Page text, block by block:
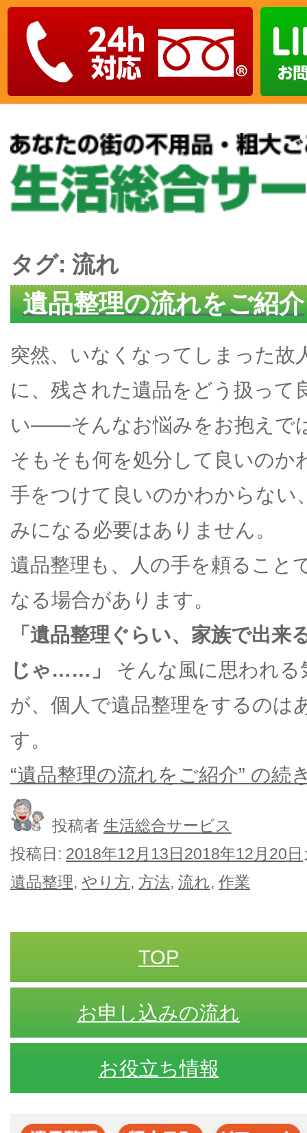
タグ: 流れ
遺品整理の流れをご紹介
突然、いなくなってしまった故
に、残された遺品をどう扱って
い――そんなお悩みをお抱えで
そもそも何を処分して良いのか
手をつけて良いのかわからない
みになる必要はありません。
遺品整理も、人の手を頼ること
なる場合があります。
「遺品整理ぐらい、家族で出来
じゃ……」
そんな風に思われ
が、個人で遺品整理をするのは
す。
“遺品整理の流れをご紹介” の続
投稿者 生活総合サービス
投稿日: 2018年12月13日2018年12月20日
遺品整理, やり方, 方法, 流れ, 作業
TOP
お申し込みの流れ
お役立ち情報